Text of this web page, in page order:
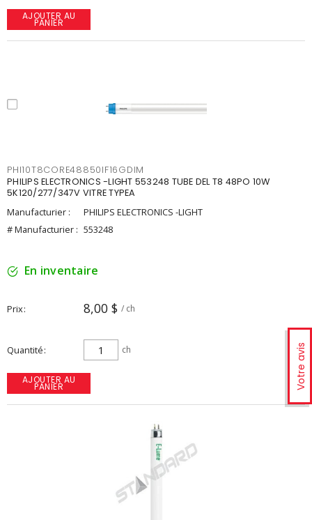
Votre avis
AJOUTER AU
PANIER
PHI10T8CORE48850IF16GDIM
PHILIPS ELECTRONICS -LIGHT 553248 TUBE DEL T8 48PO 10W
5K120/277/347V VITRE TYPEA
Manufacturier :
PHILIPS ELECTRONICS -LIGHT
# Manufacturier : 553248
En inventaire
Prix 8,00 $ / ch
Quantité ch
AJOUTER AU
PANIER